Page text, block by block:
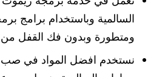
السالمية وباستخدام برامج
ومتطورة وبدون فك القفل من
نستخدم افضل المواد في صب